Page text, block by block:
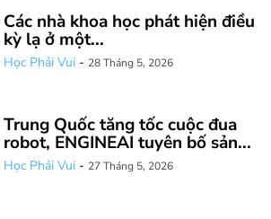
Các nhà khoa học phát hiện điều
kỳ lạ ở một...
Học Phải Vui - 28 Tháng 5, 2026
Trung Quốc tăng tốc cuộc đua
robot, ENGINEAI tuyên bố sản...
Học Phải Vui - 27 Tháng 5, 2026